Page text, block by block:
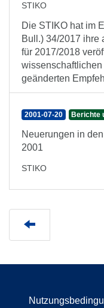
STIKO
Die STIKO hat im
Bull.) 34/2017 ihre
für 2017/2018
geänderten
2001-07-20 Berichte
Neuerungen in
2001
STIKO